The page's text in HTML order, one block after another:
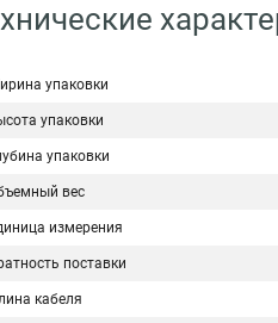
упаковки
упаковки
упаковки
вес
измерения
поставки
кабеля